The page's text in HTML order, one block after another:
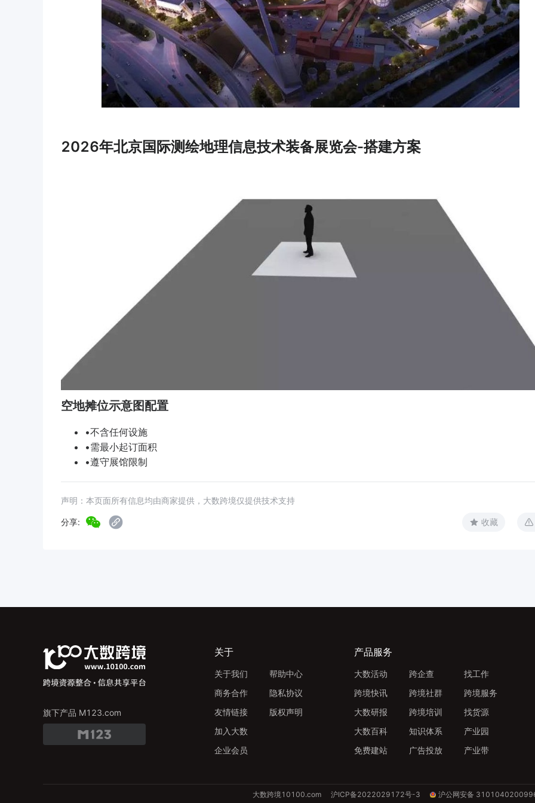
2026年北京国际测绘地理信息技术装备展览会-搭建方案
空地摊位示意图配置
•不含任何设施
•需最小起订面积
•遵守展馆限制
声明：本页面所有信息均由商家提供，大数跨境仅提供技术支持
分享: 收藏
旗下产品 M123.com
关于
关于我们
商务合作
友情链接
加入大数
企业会员
帮助中心
隐私协议
版权声明
产品服务
大数活动
跨境快讯
大数研报
大数百科
免费建站
跨企查
跨境社群
跨境培训
知识体系
广告投放
找工作
跨境服务
找货源
产业园
产业带
大数跨境10100.com 沪ICP备2022029172号-3 沪公网安备